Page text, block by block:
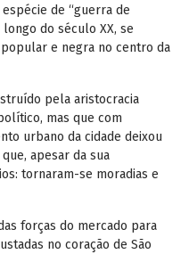
espécie de “guerra de
do século XX, se
e negra no centro da
pela aristocracia
mas que com
urbano da cidade deixou
apesar da sua
tornaram-se moradias e
forças do mercado para
no coração de São